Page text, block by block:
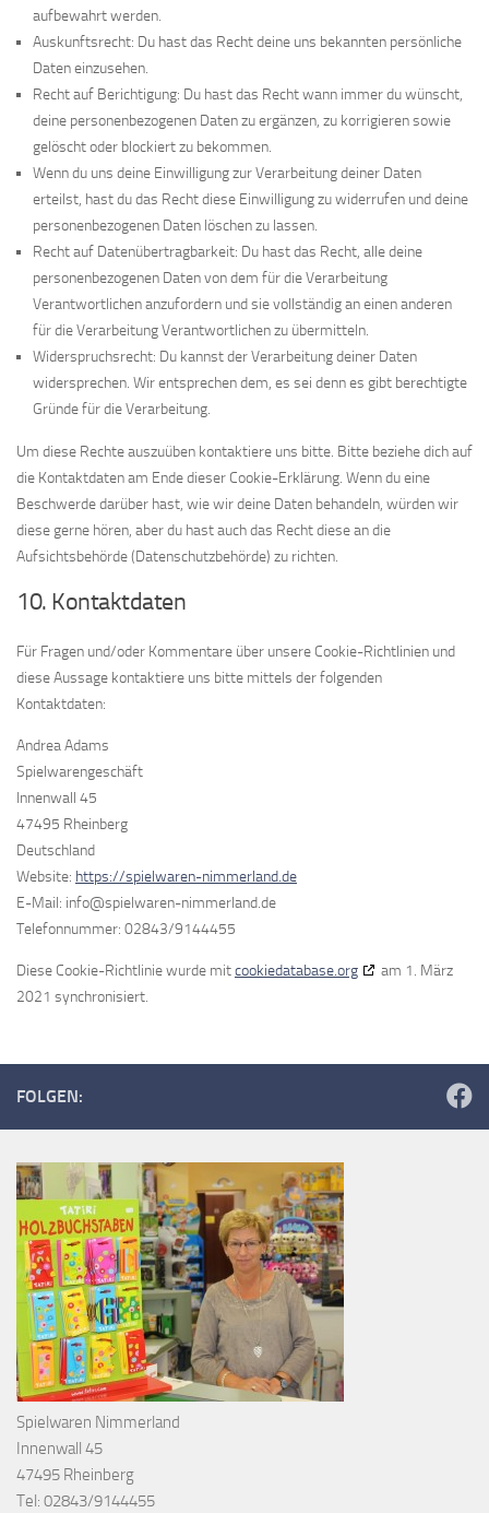
aufbewahrt werden.
Auskunftsrecht: Du hast das Recht deine uns bekannten persönliche
Daten einzusehen.
Recht auf Berichtigung: Du hast das Recht wann immer du wünscht,
deine personenbezogenen Daten zu ergänzen, zu korrigieren sowie
gelöscht oder blockiert zu bekommen.
Wenn du uns deine Einwilligung zur Verarbeitung deiner Daten
erteilst, hast du das Recht diese Einwilligung zu widerrufen und deine
personenbezogenen Daten löschen zu lassen.
Recht auf Datenübertragbarkeit: Du hast das Recht, alle deine
personenbezogenen Daten von dem für die Verarbeitung
Verantwortlichen anzufordern und sie vollständig an einen anderen
für die Verarbeitung Verantwortlichen zu übermitteln.
Widerspruchsrecht: Du kannst der Verarbeitung deiner Daten
widersprechen. Wir entsprechen dem, es sei denn es gibt berechtigte
Gründe für die Verarbeitung.
Um diese Rechte auszuüben kontaktiere uns bitte. Bitte beziehe dich auf
die Kontaktdaten am Ende dieser Cookie-Erklärung. Wenn du eine
Beschwerde darüber hast, wie wir deine Daten behandeln, würden wir
diese gerne hören, aber du hast auch das Recht diese an die
Aufsichtsbehörde (Datenschutzbehörde) zu richten.
10. Kontaktdaten
Für Fragen und/oder Kommentare über unsere Cookie-Richtlinien und
diese Aussage kontaktiere uns bitte mittels der folgenden
Kontaktdaten:
Andrea Adams
Spielwarengeschäft
Innenwall 45
47495 Rheinberg
Deutschland
Website: https://spielwaren-nimmerland.de
E-Mail: info@spielwaren-nimmerland.de
Telefonnummer: 02843/9144455
Diese Cookie-Richtlinie wurde mitcookiedatabase.org
am 1. März
2021 synchronisiert.
FOLGEN:
Spielwaren Nimmerland
Innenwall 45
47495 Rheinberg
Tel: 02843/9144455